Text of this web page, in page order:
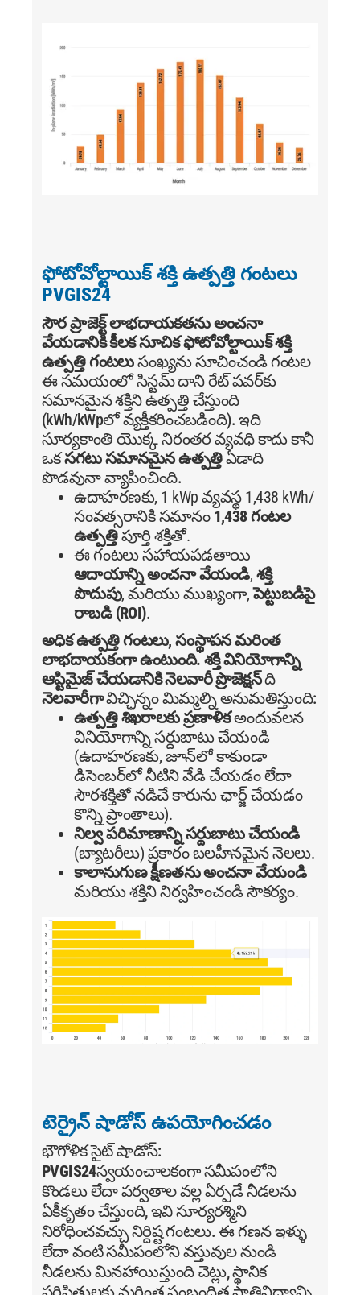
ఫోటోవోల్టాయిక్ శక్తి ఉత్పత్తి గంటలు
PVGIS24
సౌర ప్రాజెక్ట్ లాభదాయకతను అంచనా
వేయడానికి కీలక సూచికఫోటోవోల్టాయిక్ శక్తి
ఉత్పత్తి గంటలుసంఖ్యను సూచించండి గంటల
ఈ సమయంలో సిస్టమ్ దాని రేట్ పవర్‌కు
సమానమైన శక్తిని ఉత్పత్తి చేస్తుంది
(kWh/kWpలో వ్యక్తీకరించబడింది). ఇది
సూర్యకాంతి యొక్క నిరంతర వ్యవధి కాదు కానీ
ఒకసగటు సమానమైన ఉత్పత్తిఏడాది
పొడవునా వ్యాపించింది.
ఉదాహరణకు, 1 kWp వ్యవస్థ 1,438 kWh/
సంవత్సరానికి సమానం 1,438 గంటల
ఉత్పత్తిపూర్తి శక్తితో.
ఈ గంటలు సహాయపడతాయి
ఆదాయాన్ని అంచనా వేయండి, శక్తి
పొదుపు, మరియు ముఖ్యంగా,పెట్టుబడిపై
రాబడి (ROI).
అధిక ఉత్పత్తి గంటలు, సంస్థాపన మరింత
లాభదాయకంగా ఉంటుంది.శక్తి వినియోగాన్ని
ఆప్టిమైజ్ చేయడానికి నెలవారీ ప్రొజెక్షన్ది
నెలవారీగావిచ్ఛిన్నం మిమ్మల్ని అనుమతిస్తుంది:
ఉత్పత్తి శిఖరాలకు ప్రణాళికఅందువలన
వినియోగాన్ని సర్దుబాటు చేయండి
(ఉదాహరణకు, జూన్‌లో కాకుండా
డిసెంబర్‌లో నీటిని వేడి చేయడం లేదా
సౌరశక్తితో నడిచే కారును ఛార్జ్ చేయడం
కొన్ని ప్రాంతాలు).
నిల్వ పరిమాణాన్ని సర్దుబాటు చేయండి
(బ్యాటరీలు) ప్రకారం బలహీనమైన నెలలు.
కాలానుగుణ క్షీణతను అంచనా వేయండి
మరియు శక్తిని నిర్వహించండి సౌకర్యం.
టెర్రైన్ షాడోస్ ఉపయోగించడం
భౌగోళిక సైట్ షాడోస్:
PVGIS24స్వయంచాలకంగా సమీపంలోని
కొండలు లేదా పర్వతాల వల్ల ఏర్పడే నీడలను
ఏకీకృతం చేస్తుంది, ఇవి సూర్యరశ్మిని
నిరోధించవచ్చు నిర్దిష్ట గంటలు. ఈ గణన ఇళ్ళు
లేదా వంటి సమీపంలోని వస్తువుల నుండి
నీడలను మినహాయిస్తుంది చెట్లు, స్థానిక